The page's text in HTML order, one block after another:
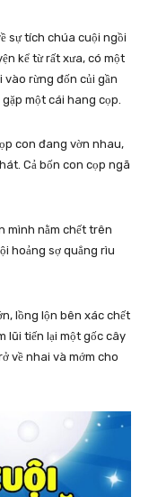
sự tích chúa cuội ngồi
kể từ rất xưa, có một
vào rừng đốn củi gần
một cái hang cọp.
con đang vờn nhau,
Cả bốn con cọp ngã
mình nằm chết trên
hoảng sợ quẳng rìu
lồng lộn bên xác chết
lũi tiến lại một gốc cây
về nhai và mớm cho